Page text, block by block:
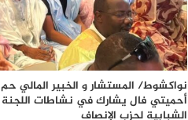
نواكشوط/ المستشار و الخبير المالي حم
أحميتي فال يشارك في نشاطات اللجنة
الشبابية لحزب الإنصاف